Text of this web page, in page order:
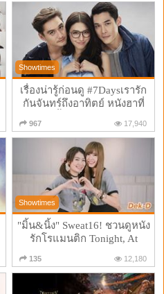
Showtimes
เรื่องน่ารู้ก่อนดู #7Daysเรารัก
กันจันทร์ถึงอาทิตย์ หนังฮาที่
967 17,940
Showtimes
"มิ้น&นิ้ง" Sweat16! ชวนดูหนัง
รักโรแมนติก Tonight, At
135 12,180